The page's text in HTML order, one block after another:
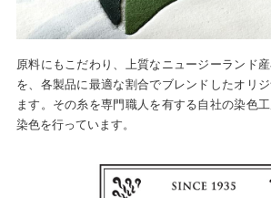
原料にもこだわり、上質なニュージーランド
を、各製品に最適な割合でブレンドしたオリ
ます。その糸を専門職人を有する自社の染色
染色を行っています。